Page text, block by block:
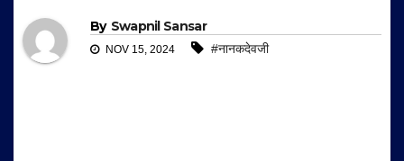
By Swapnil Sansar
NOV 15, 2024 #नानकदेवजी